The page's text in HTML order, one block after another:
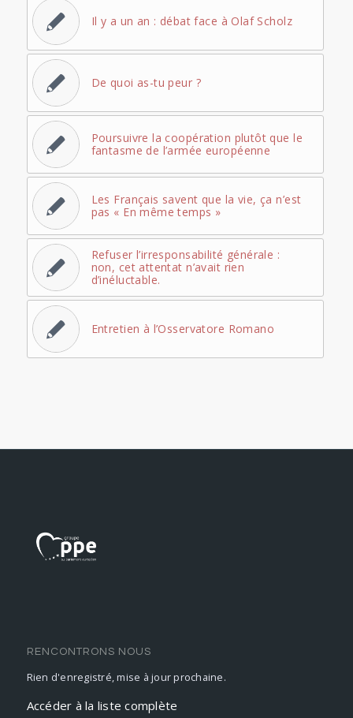
Il y a un an : débat face à Olaf Scholz
De quoi as-tu peur ?
Poursuivre la coopération plutôt que le
fantasme de l’armée européenne
Les Français savent que la vie, ça n’est
pas « En même temps »
Refuser l’irresponsabilité générale :
non, cet attentat n’avait rien
d’inéluctable.
Entretien à l’Osservatore Romano
RENCONTRONS NOUS
Rien d'enregistré, mise à jour prochaine.
Accéder à la liste complète